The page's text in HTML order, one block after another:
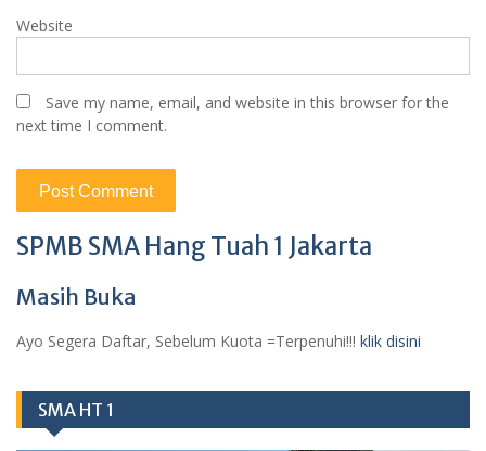
Website
Save my name, email, and website in this browser for the
next time I comment.
SPMB SMA Hang Tuah 1 Jakarta
Masih Buka
Ayo Segera Daftar, Sebelum Kuota =Terpenuhi!!! klik disini
SMA HT 1